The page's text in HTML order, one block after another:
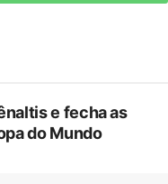
e fecha as
do Mundo